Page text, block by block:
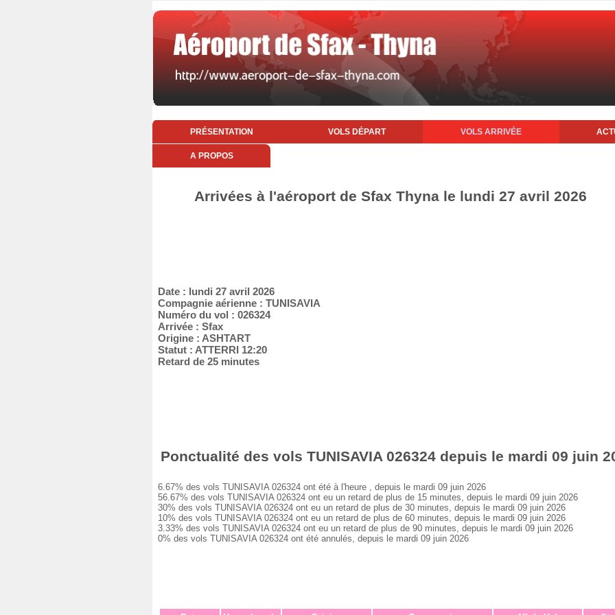
PRÉSENTATION VOLS DÉPART VOLS ARRIVÉE
A PROPOS
Arrivées à l'aéroport de Sfax Thyna le lundi 27 avril 2026
Date : lundi 27 avril 2026
Compagnie aérienne : TUNISAVIA
Numéro du vol : 026324
Arrivée : Sfax
Origine : ASHTART
Statut : ATTERRI 12:20
Retard de 25 minutes
Ponctualité des vols TUNISAVIA 026324 depuis le mardi 09 juin
6.67% des vols TUNISAVIA 026324 ont été à l'heure , depuis le mardi 09 juin 2026
56.67% des vols TUNISAVIA 026324 ont eu un retard de plus de 15 minutes, depuis le mardi 09 juin 2026
30% des vols TUNISAVIA 026324 ont eu un retard de plus de 30 minutes, depuis le mardi 09 juin 2026
10% des vols TUNISAVIA 026324 ont eu un retard de plus de 60 minutes, depuis le mardi 09 juin 2026
3.33% des vols TUNISAVIA 026324 ont eu un retard de plus de 90 minutes, depuis le mardi 09 juin 2026
0% des vols TUNISAVIA 026324 ont été annulés, depuis le mardi 09 juin 2026